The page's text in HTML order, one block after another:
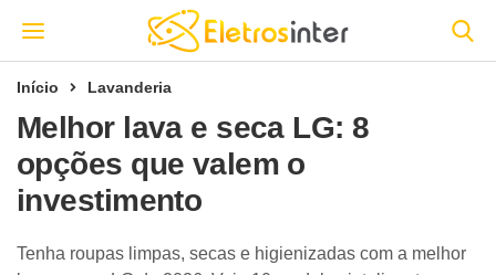
Início Lavanderia
Melhor lava e seca LG: 8
opções que valem o
investimento
Tenha roupas limpas, secas e higienizadas com a melhor